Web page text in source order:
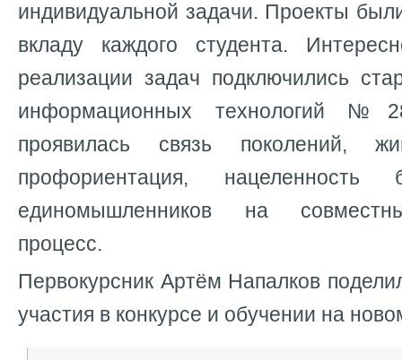
индивидуальной задачи. Проекты
вкладу каждого студента.
реализации задач подключились
информационных технологий
проявилась связь поколений,
профориентация,
единомышленников на
процесс.
Первокурсник Артём Напалков
участия в конкурсе и обучении на